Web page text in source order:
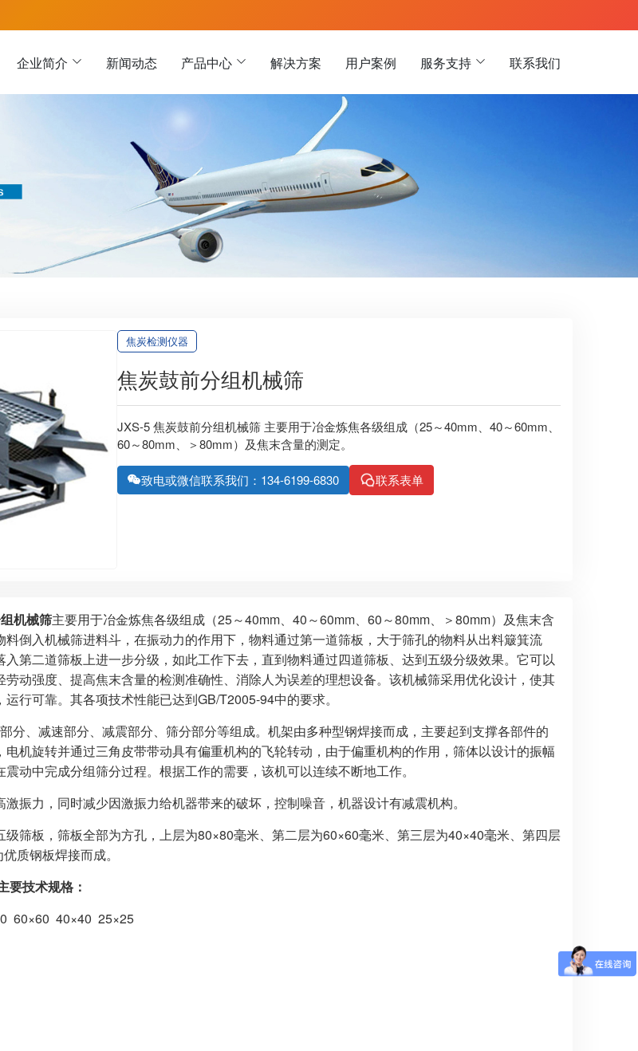
企业简介 新闻动态 产品中心 解决方案 用户案例 服务支持 联系我们
焦炭检测仪器
焦炭鼓前分组机械筛
JXS-5 焦炭鼓前分组机械筛 主要用于冶金炼焦各级组成（25～40mm、40～60mm、
60～80mm、＞80mm）及焦末含量的测定。
致电或微信联系我们：134-6199-6830 联系表单
机械筛主要用于冶金炼焦各级组成（25～40mm、40～60mm、60～80mm、＞80mm）及焦末含
料倒入机械筛进料斗，在振动力的作用下，物料通过第一道筛板，大于筛孔的物料从出料簸箕流
入第二道筛板上进一步分级，如此工作下去，直到物料通过四道筛板、达到五级分级效果。它可以
劳动强度、提高焦末含量的检测准确性、消除人为误差的理想设备。该机械筛采用优化设计，使其
行可靠。其各项技术性能已达到GB/T2005-94中的要求。
、减速部分、减震部分、筛分部分等组成。机架由多种型钢焊接而成，主要起到支撑各部件的
电机旋转并通过三角皮带带动具有偏重机构的飞轮转动，由于偏重机构的作用，筛体以设计的振幅
动中完成分组筛分过程。根据工作的需要，该机可以连续不断地工作。
振力，同时减少因激振力给机器带来的破坏，控制噪音，机器设计有减震机构。
级筛板，筛板全部为方孔，上层为80×80毫米、第二层为60×60毫米、第三层为40×40毫米、第四层
质钢板焊接而成。
要技术规格：
60×60 40×40 25×25